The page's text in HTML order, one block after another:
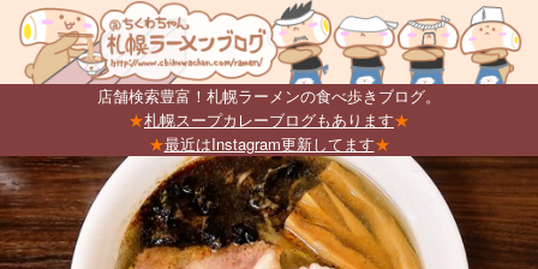
店舗検索豊富！札幌ラーメンの食べ歩きブログ。
★札幌スープカレーブログもあります★
★最近はInstagram更新してます★